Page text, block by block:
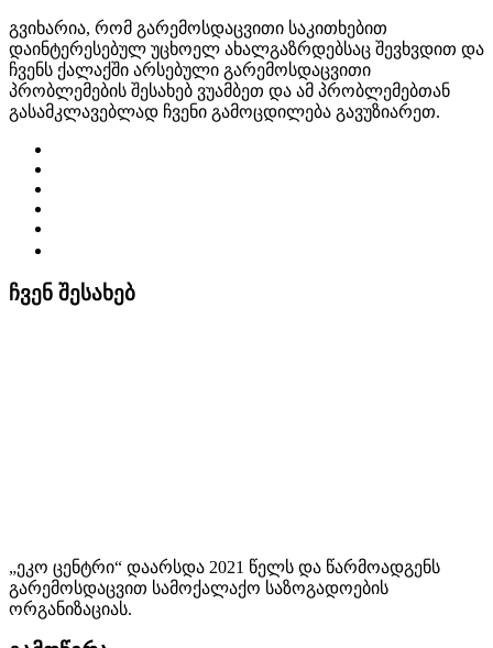
გვიხარია, რომ გარემოსდაცვითი საკითხებით
დაინტერესებულ უცხოელ ახალგაზრდებსაც შევხვდით და
ჩვენს ქალაქში არსებული გარემოსდაცვითი
პრობლემების შესახებ ვუამბეთ და ამ პრობლემებთან
გასამკლავებლად ჩვენი გამოცდილება გავუზიარეთ.
ჩვენ შესახებ
„ეკო ცენტრი“ დაარსდა 2021 წელს და წარმოადგენს
გარემოსდაცვით სამოქალაქო საზოგადოების
ორგანიზაციას.